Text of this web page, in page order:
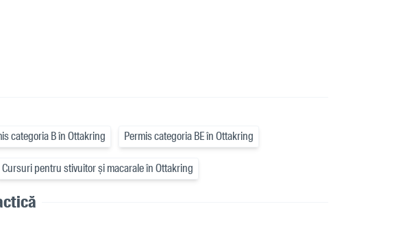
categoria B în Ottakring Permis categoria BE în Ottakring
Cursuri pentru stivuitor și macarale în Ottakring